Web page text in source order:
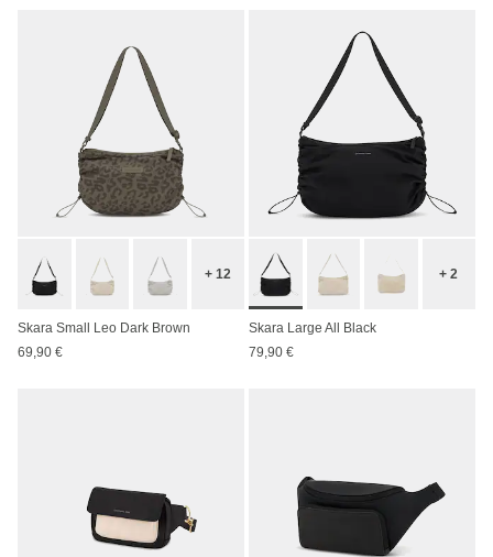
+ 12
Skara Small Leo Dark Brown
69,90 €
+ 2
Skara Large All Black
79,90 €